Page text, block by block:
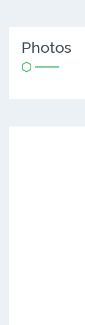
Photos